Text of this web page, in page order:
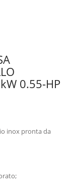
0.55-HP
inox pronta da